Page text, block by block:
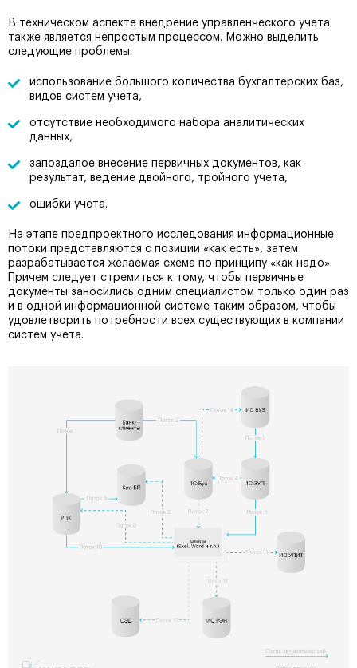
В техническом аспекте внедрение управленческого учета
также является непростым процессом. Можно выделить
следующие проблемы:
использование большого количества бухгалтерских баз,
видов систем учета,
отсутствие необходимого набора аналитических
данных,
запоздалое внесение первичных документов, как
результат, ведение двойного, тройного учета,
ошибки учета.
На этапе предпроектного исследования информационные
потоки представляются с позиции «как есть», затем
разрабатывается желаемая схема по принципу «как надо».
Причем следует стремиться к тому, чтобы первичные
документы заносились одним специалистом только один раз
и в одной информационной системе таким образом, чтобы
удовлетворить потребности всех существующих в компании
систем учета.